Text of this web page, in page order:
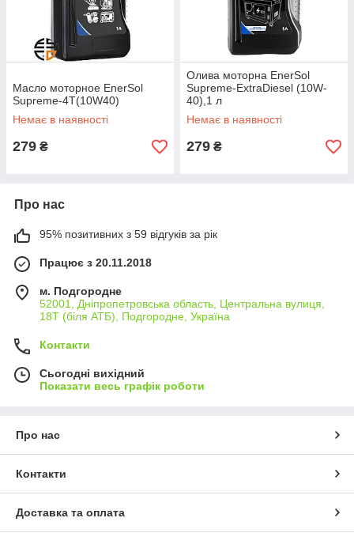
Масло моторное EnerSol
Supreme-4T(10W40)
Немає в наявності
279 ₴
Олива моторна EnerSol
Supreme-ExtraDiesel (10W-
40),1 л
Немає в наявності
279 ₴
Про нас
95% позитивних з 59 відгуків за рік
Працює з 20.11.2018
м. Подгородне
52001, Дніпропетровська область, Центральна вулиця,
18Т (біля АТБ), Подгородне, Україна
Контакти
Сьогодні вихідний
Показати весь графік роботи
Про нас
Контакти
Доставка та оплата